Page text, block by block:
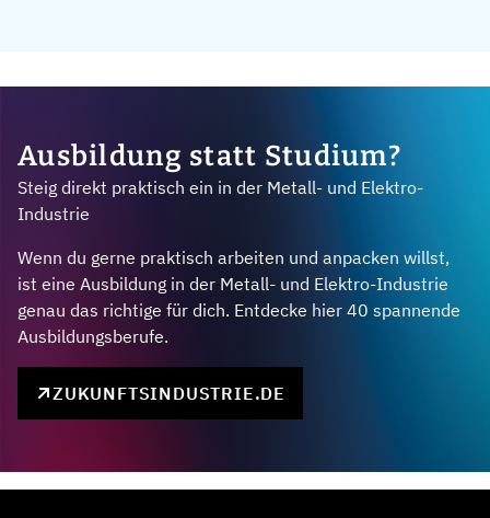
Ausbildung statt Studium?
Steig direkt praktisch ein in der Metall- und Elektro-
Industrie
Wenn du gerne praktisch arbeiten und anpacken willst,
ist eine Ausbildung in der Metall- und Elektro-Industrie
genau das richtige für dich. Entdecke hier 40 spannende
Ausbildungsberufe.
ZUKUNFTSINDUSTRIE.DE